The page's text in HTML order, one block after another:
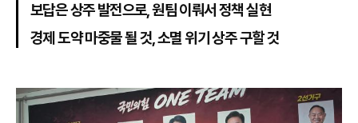
보답은 상주 발전으로, 원팀 이뤄서 정책 실현
경제 도약 마중물 될 것, 소멸 위기 상주 구할 것